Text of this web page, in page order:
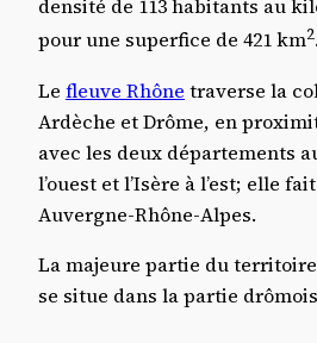
densité de 113 habitants au
pour une superfice de 421 km2.
Le fleuve Rhône traverse la
Ardèche et Drôme, en
avec les deux départements
l’ouest et l’Isère à l’est; elle
Auvergne-Rhône-Alpes.
La majeure partie du
se situe dans la partie